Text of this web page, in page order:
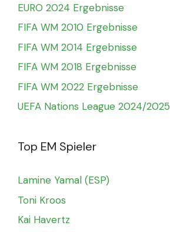
EURO 2024 Ergebnisse
FIFA WM 2010 Ergebnisse
FIFA WM 2014 Ergebnisse
FIFA WM 2018 Ergebnisse
FIFA WM 2022 Ergebnisse
UEFA Nations League 2024/2025
Top EM Spieler
Lamine Yamal (ESP)
Toni Kroos
Kai Havertz